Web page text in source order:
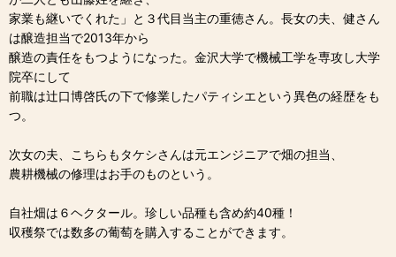
家業も継いでくれた」と３代目当主の重徳さん。長女の夫、健さん
は醸造担当で2013年から
醸造の責任をもつようになった。金沢大学で機械工学を専攻し大学
院卒にして
前職は辻口博啓氏の下で修業したパティシエという異色の経歴をも
つ。
次女の夫、こちらもタケシさんは元エンジニアで畑の担当、
農耕機械の修理はお手のものという。
自社畑は６ヘクタール。珍しい品種も含め約40種！
収穫祭では数多の葡萄を購入することができます。